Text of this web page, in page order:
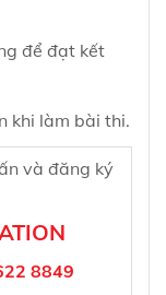
để đạt kết
khi làm bài thi.
và đăng ký
8849